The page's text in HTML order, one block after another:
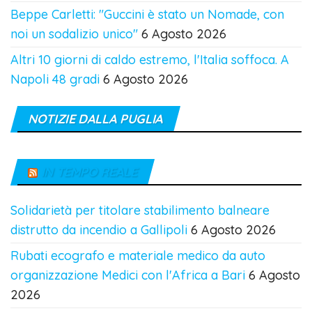
Beppe Carletti: "Guccini è stato un Nomade, con
noi un sodalizio unico" 6 Agosto 2026
Altri 10 giorni di caldo estremo, l'Italia soffoca. A
Napoli 48 gradi 6 Agosto 2026
NOTIZIE DALLA PUGLIA
IN TEMPO REALE
Solidarietà per titolare stabilimento balneare
distrutto da incendio a Gallipoli 6 Agosto 2026
Rubati ecografo e materiale medico da auto
organizzazione Medici con l'Africa a Bari 6 Agosto
2026